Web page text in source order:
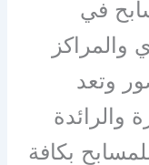
في
والمراكز
وتعد
والرائدة
بكافة